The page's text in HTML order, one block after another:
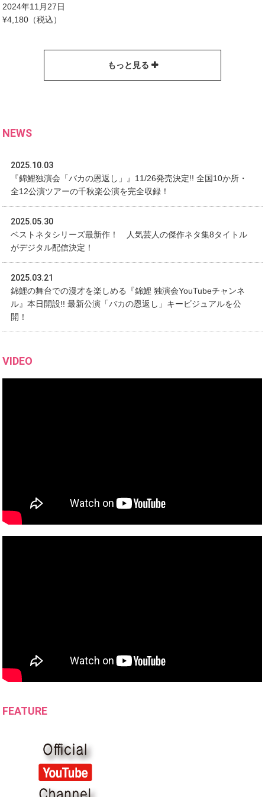
2024年11月27日
¥4,180（税込）
もっと見る
2023年11月15日
￥4,180（税込）
NEWS
2025.10.03
『錦鯉独演会「バカの恩返し」』11/26発売決定!! 全国10か所・
全12公演ツアーの千秋楽公演を完全収録！
2025.05.30
ベストネタシリーズ最新作！ 人気芸人の傑作ネタ集8タイトル
がデジタル配信決定！
2025.03.21
錦鯉の舞台での漫才を楽しめる『錦鯉 独演会YouTubeチャンネ
ル』本日開設!! 最新公演「バカの恩返し」キービジュアルを公
開！
VIDEO
FEATURE